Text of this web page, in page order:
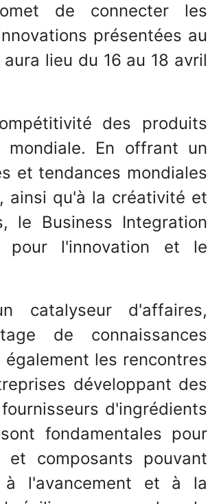
de connecter les
présentées au
lieu du 16 au 18 avril
des produits
En offrant un
et tendances mondiales
ainsi qu'à la créativité et
le Business Integration
pour l'innovation et le
catalyseur d'affaires,
de connaissances
les rencontres
développant des
d'ingrédients
fondamentales pour
et composants pouvant
à l'avancement et à la